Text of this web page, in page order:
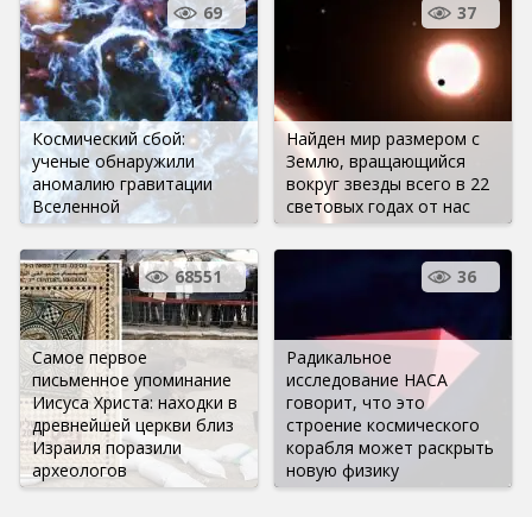
Космический сбой:
ученые обнаружили
аномалию гравитации
Вселенной
69
Найден мир размером с
Землю, вращающийся
вокруг звезды всего в 22
световых годах от нас
37
Самое первое
письменное упоминание
Иисуса Христа: находки в
древнейшей церкви близ
Израиля поразили
археологов
68551
Радикальное
исследование НАСА
говорит, что это
строение космического
корабля может раскрыть
новую физику
36